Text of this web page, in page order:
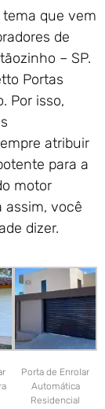
que vem
de
– SP.
Portas
Por isso,
atribuir
para a
motor
assim, você
dizer.
Porta de Enrolar
Automática
Residencial